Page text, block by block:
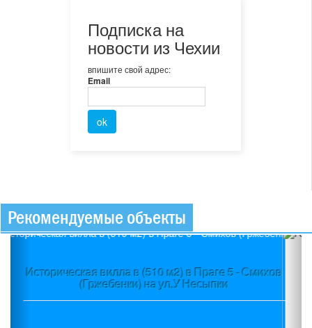
Подписка на
новости из Чехии
впишите свой адрес:
Email
Рекомендуемые объекты
Гостиничный комплекс 4* (3 200 м2) в пос. Початки
(Юго-Восточная Чехия)
Previous